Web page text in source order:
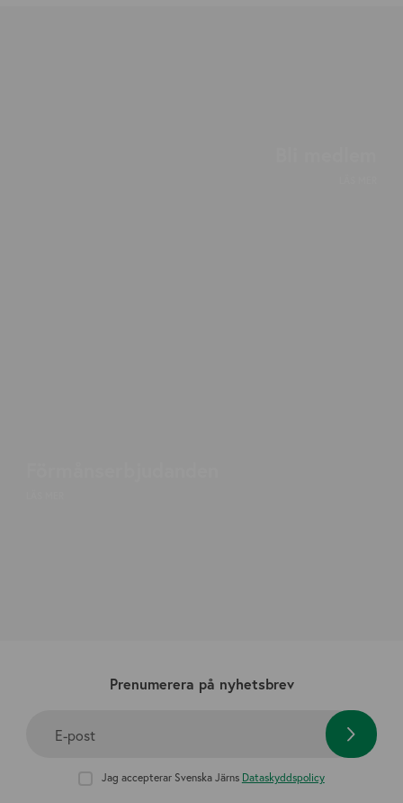
Prenumerera på nyhetsbrev
E-post
Jag accepterar Svenska Järns Dataskyddspolicy